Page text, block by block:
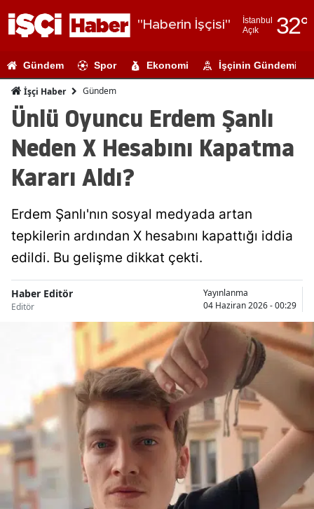
"Haberin İşçisi"
İstanbul
Açık
32°
Adıyaman
Ağrı
Amasya
Artvin
Balıkesir
Bilecik
Bingöl
Bolu
Burdur
Bursa
Çanakkale
Gündem Spor Ekonomi İşçinin Gündemi
İşçi Haber Gündem
Ünlü Oyuncu Erdem Şanlı
Neden X Hesabını Kapatma
Kararı Aldı?
Erdem Şanlı'nın sosyal medyada artan
tepkilerin ardından X hesabını kapattığı iddia
edildi. Bu gelişme dikkat çekti.
Haber Editör
Editör
Yayınlanma
04 Haziran 2026 - 00:29